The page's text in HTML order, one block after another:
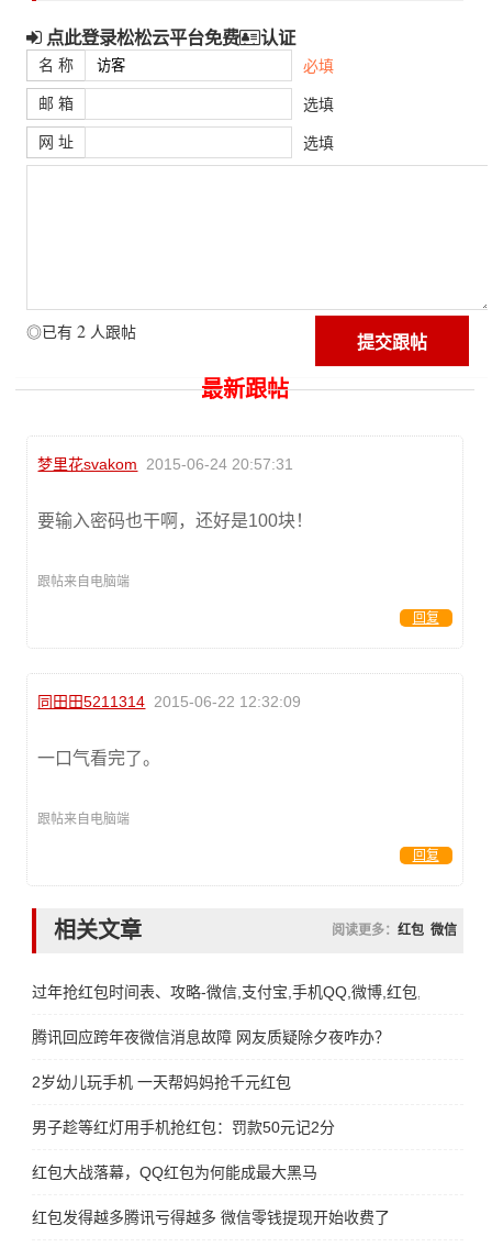
点此登录松松云平台免费 认证
名 称 必填
邮 箱 选填
网 址 选填
◎已有 2 人跟帖
最新跟帖
梦里花svakom 2015-06-24 20:57:31
要输入密码也干啊，还好是100块！
跟帖来自电脑端
回复
同田田5211314 2015-06-22 12:32:09
一口气看完了。
跟帖来自电脑端
回复
相关文章 阅读更多： 红包 微信
过年抢红包时间表、攻略-微信,支付宝,手机QQ,微博,红包,时间,攻略
腾讯回应跨年夜微信消息故障 网友质疑除夕夜咋办？
2岁幼儿玩手机 一天帮妈妈抢千元红包
男子趁等红灯用手机抢红包：罚款50元记2分
红包大战落幕，QQ红包为何能成最大黑马
红包发得越多腾讯亏得越多 微信零钱提现开始收费了